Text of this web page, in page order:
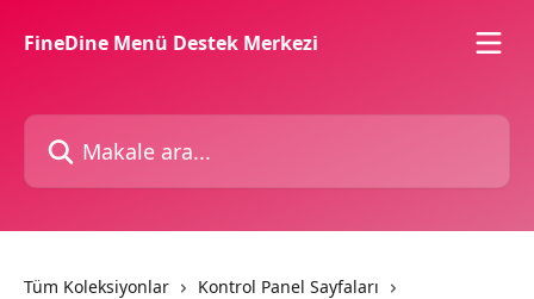
FineDine Menü Destek Merkezi
Makale ara...
Tüm Koleksiyonlar
Kontrol Panel Sayfaları